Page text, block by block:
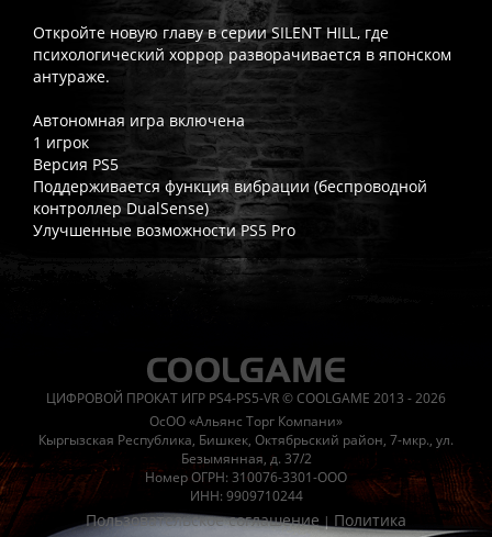
Откройте новую главу в серии SILENT HILL, где
психологический хоррор разворачивается в японском
антураже.
Автономная игра включена
1 игрок
Версия PS5
Поддерживается функция вибрации (беспроводной
контроллер DualSense)
Улучшенные возможности PS5 Pro
Часто спрашивают
Работает ли русский язык? Если локализация игры для
Что если игра не запускается?Свяжитесь с нашей
Есть ли поддержка после покупки?Да, наша поддержка
ЦИФРОВОЙ ПРОКАТ ИГР PS4-PS5-VR © COOLGAME 2013 - 2026
ОсОО «Альянс Торг Компани»
Кыргызская Республика, Бишкек, Октябрьский район, 7-мкр., ул.
Безымянная, д. 37/2
Номер ОГРН: 310076-3301-ООО
ИНН: 9909710244
Пользовательское соглашение| Политика